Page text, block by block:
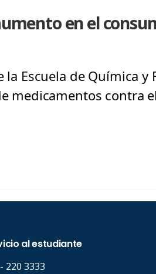
en el
Escuela de Química y
medicamentos contra